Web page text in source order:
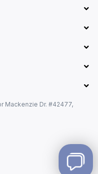
Mackenzie Dr. #42477,